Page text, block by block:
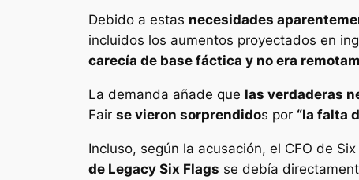
Debido a estas necesidades
incluidos los aumentos proyectados en
carecía de base fáctica y no era
La demanda añade que las verdaderas
Fair se vieron sorprendidos por “la falta
Incluso, según la acusación, el CFO de
de Legacy Six Flags se debía